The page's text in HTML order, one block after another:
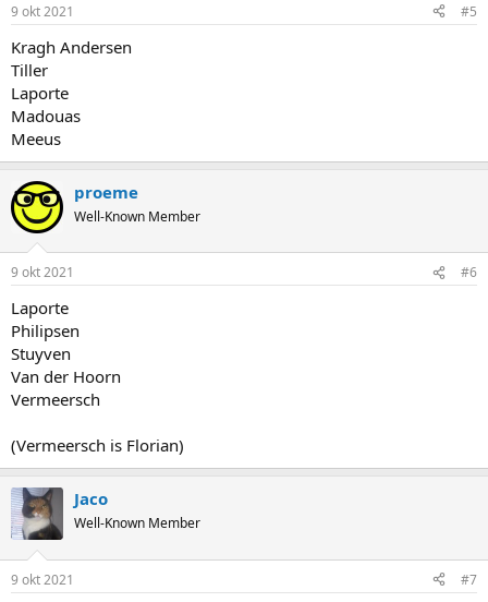
9 okt 2021 #5
Kragh Andersen
Tiller
Laporte
Madouas
Meeus
proeme
Well-Known Member
9 okt 2021 #6
Laporte
Philipsen
Stuyven
Van der Hoorn
Vermeersch
(Vermeersch is Florian)
Jaco
Well-Known Member
9 okt 2021 #7